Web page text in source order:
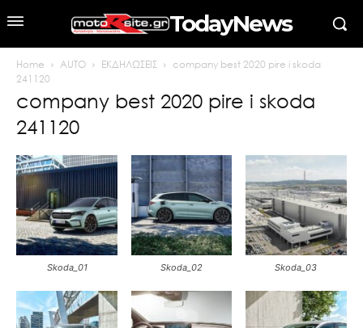
TodayNews
Home AUTO ΕΚΔΗΛΩΣΕΙΣ
company best 2020 pire i skoda
241120
company best 2020 pire i skoda
241120
Skoda_01 Skoda_02 Skoda_03